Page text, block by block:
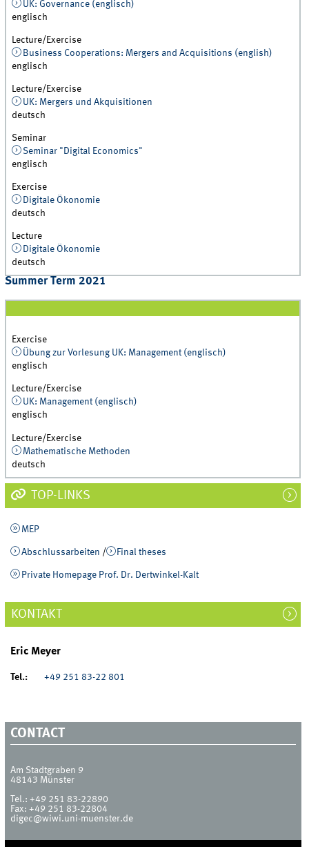
UK: Governance (englisch)
englisch
Lecture/Exercise
Business Cooperations: Mergers and Acquisitions (english)
englisch
Lecture/Exercise
UK: Mergers und Akquisitionen
deutsch
Seminar
Seminar "Digital Economics"
englisch
Exercise
Digitale Ökonomie
deutsch
Lecture
Digitale Ökonomie
deutsch
Summer Term 2021
Exercise
Übung zur Vorlesung UK: Management (englisch)
englisch
Lecture/Exercise
UK: Management (englisch)
englisch
Lecture/Exercise
Mathematische Methoden
deutsch
TOP-LINKS
MEP
Abschlussarbeiten / Final theses
Private Homepage Prof. Dr. Dertwinkel-Kalt
KONTAKT
Eric Meyer
Tel.: +49 251 83-22 801
CONTACT
Am Stadtgraben 9
48143 Münster
Tel.:+49 251 83-22890
Fax:+49 251 83-22804
digec@wiwi.uni-muenster.de